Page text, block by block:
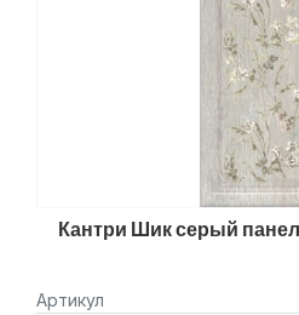
Кантри Шик серый
Артикул